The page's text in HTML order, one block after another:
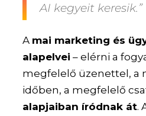
AI kegyeit keresik.”
A mai marketing és
alapelvei – elérni a
megfelelő üzenettel, a
időben, a megfelelő
alapjaiban íródnak át.